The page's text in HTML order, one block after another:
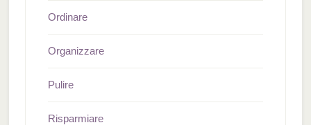
Ordinare
Organizzare
Pulire
Risparmiare